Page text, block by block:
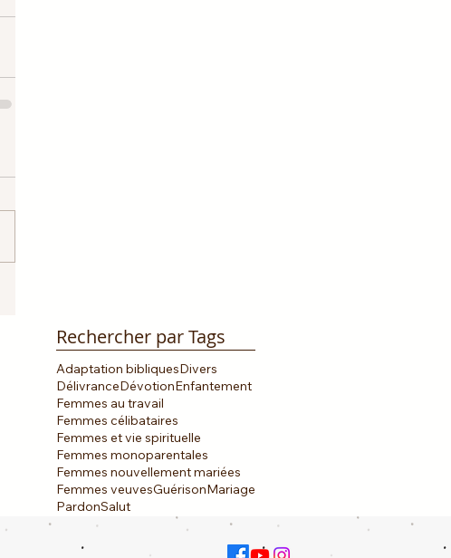
Rechercher par Tags
Adaptation bibliquesDivers
DélivranceDévotionEnfantement
Femmes au travail
Femmes célibataires
Femmes et vie spirituelle
Femmes monoparentales
Femmes nouvellement mariées
Femmes veuvesGuérisonMariage
PardonSalut